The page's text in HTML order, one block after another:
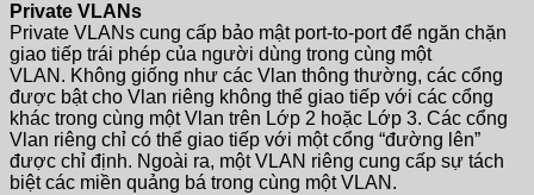
Private VLANs
Private VLANs cung cấp bảo mật port-to-port để ngăn chặn
giao tiếp trái phép của người dùng trong cùng một
VLAN. Không giống như các Vlan thông thường, các cổng
được bật cho Vlan riêng không thể giao tiếp với các cổng
khác trong cùng một Vlan trên Lớp 2 hoặc Lớp 3. Các cổng
Vlan riêng chỉ có thể giao tiếp với một cổng “đường lên”
được chỉ định. Ngoài ra, một VLAN riêng cung cấp sự tách
biệt các miền quảng bá trong cùng một VLAN.